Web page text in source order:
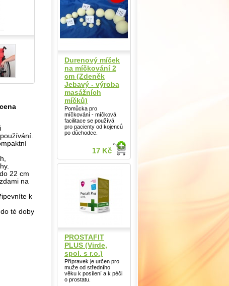
22 cm
na
k
té doby
Durenový míček
na míčkování 2
cm (Zdeněk
Jebavý - výroba
masážních
míčků)
Pomůcka pro
míčkování - míčková
facilitace se používá
pro pacienty od kojenců
po důchodce.
17 Kč
PROSTAFIT
PLUS (Virde,
spol. s r.o.)
Přípravek je určen pro
muže od středního
věku k posílení a k péči
o prostatu.